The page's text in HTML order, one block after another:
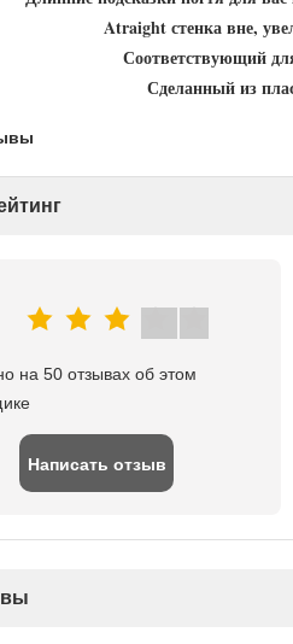
Atraight стенка вне,
Соответствующий
Сделанный из
на 50 отзывах об этом
Написать отзыв